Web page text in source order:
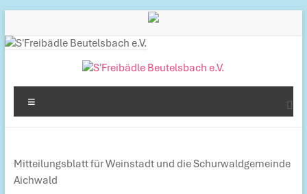
Inhalt
springen
S'Freibädle
Beutelsbach
Betreiber
des
Mitteilungsblatt für Weinstadt und die Schurwaldgemeinde
Aichwald